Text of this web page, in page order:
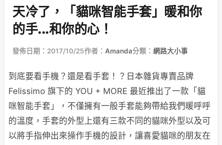
天冷了，「貓咪智能手套」暖和你
的手...和你的心！
發佈日期：2017/10/25作者： Amanda分類： 網路大小事
到底要看手機？還是看手套！？日本雜貨專賣品牌
Felissimo 旗下的 YOU + MORE 最近推出了一款「貓
咪智能手套」，不僅擁有一般手套能夠帶給我們暖呼呼
的溫度，手套的外型上還有三款不同的貓咪外型以及可
以將手指伸出來操作手機的設計，讓喜愛貓咪的朋友在